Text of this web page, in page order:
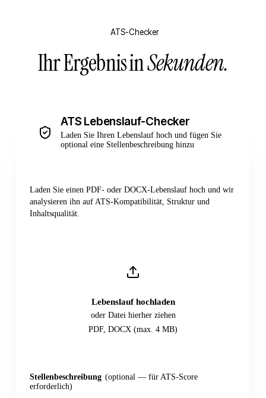
ATS-Checker
Ihr Ergebnis inSekunden.
ATS Lebenslauf-Checker
Laden Sie Ihren Lebenslauf hoch und fügen Sie
optional eine Stellenbeschreibung hinzu
Laden Sie einen PDF- oder DOCX-Lebenslauf hoch und wir
analysieren ihn auf ATS-Kompatibilität, Struktur und
Inhaltsqualität.
Lebenslauf hochladen
oder Datei hierher ziehen
PDF, DOCX (max. 4 MB)
Stellenbeschreibung (optional — für ATS-Score
erforderlich)